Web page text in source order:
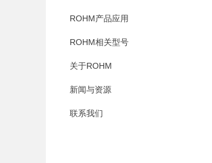
ROHM产品应用
ROHM相关型号
关于ROHM
新闻与资源
联系我们